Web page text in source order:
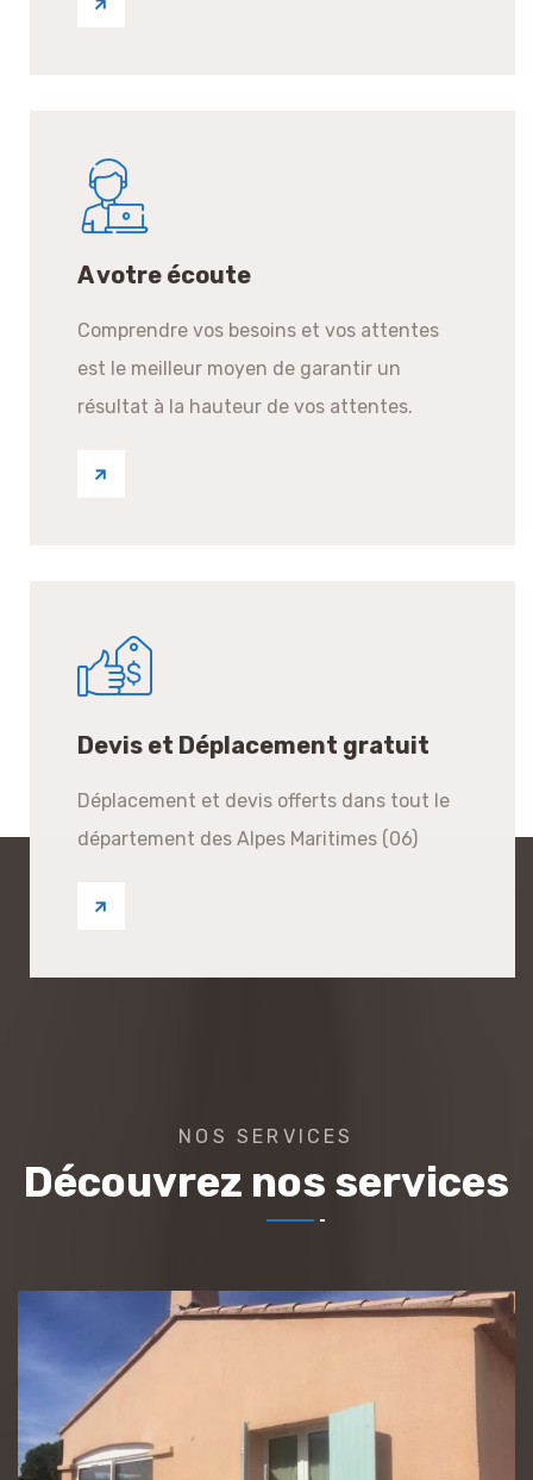
A votre écoute
Comprendre vos besoins et vos attentes
est le meilleur moyen de garantir un
résultat à la hauteur de vos attentes.
Devis et Déplacement gratuit
Déplacement et devis offerts dans tout le
département des Alpes Maritimes (06)
NOS SERVICES
Découvrez nos services